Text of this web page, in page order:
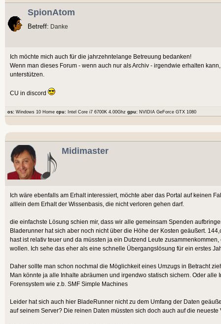
SpionAtom
Betreff: Danke
Ich möchte mich auch für die jahrzehntelange Betreuung bedanken!
Wenn man dieses Forum - wenn auch nur als Archiv - irgendwie erhalten
unterstützen.
CU in discord
os: Windows 10 Home cpu: Intel Core i7 6700K 4.00Ghz gpu: NVIDIA GeForce GTX 1080
Midimaster
Ich wäre ebenfalls am Erhalt interessiert, möchte aber das Portal auf keinen
alllein dem Erhalt der Wissenbasis, die nicht verloren gehen darf.
die einfachste Lösung schien mir, dass wir alle gemeinsam Spenden
Bladerunner hat sich aber noch nicht über die Höhe der Kosten geäußert.
hast ist relativ teuer und da müssten ja ein Dutzend Leute
wollen. Ich sehe das eher als eine schnelle Übergangslösung für ein erstes
Daher sollte man schon nochmal die Möglichkeit eines Umzugs in Betracht
Man könnte ja alle Inhalte abräumen und irgendwo statisch sichern. Oder alle
Forensystem wie z.b. SMF Simple Machines
Leider hat sich auch hier BladeRunner nicht zu dem Umfang der Daten
auf seinem Server? Die reinen Daten müssten sich doch auch auf die